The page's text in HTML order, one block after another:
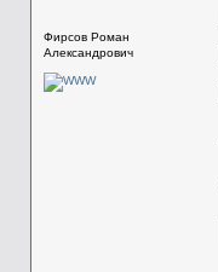
Фирсов Роман
Александрович